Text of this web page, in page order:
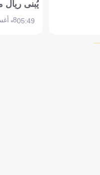
يُبنى ريال
05:498 أغسطس 2026